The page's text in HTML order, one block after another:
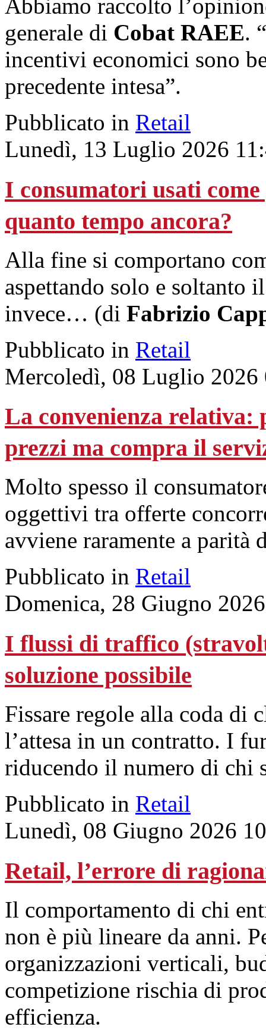
Abbiamo raccolto
generale di Cobat RAEE.
incentivi economici sono
precedente intesa”.
Pubblicato in Retail
Lunedì, 13 Luglio 2026
I consumatori usati
quanto tempo ancora?
Alla fine si comportano
aspettando solo e soltanto
invece… (di Fabrizio
Pubblicato in Retail
Mercoledì, 08 Luglio 2026
La convenienza relativa:
prezzi ma compra il
Molto spesso il
oggettivi tra offerte
avviene raramente a parità
Pubblicato in Retail
Domenica, 28 Giugno
I flussi di traffico
soluzione possibile
Fissare regole alla coda di
l’attesa in un contratto. I
riducendo il numero di chi
Pubblicato in Retail
Lunedì, 08 Giugno 2026
Retail, l’errore di
Il comportamento di chi
non è più lineare da anni.
organizzazioni verticali,
competizione rischia di
efficienza.